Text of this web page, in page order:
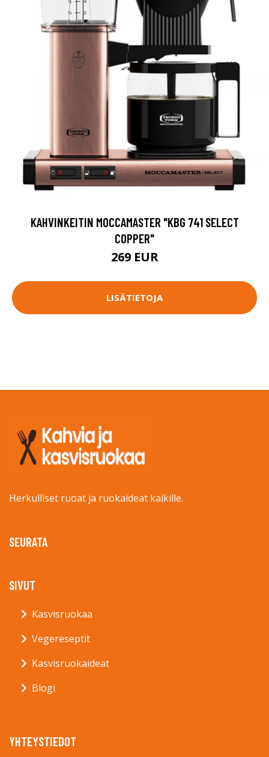
KAHVINKEITIN MOCCAMASTER "KBG 741 SELECT
COPPER"
269 EUR
LISÄTIETOJA
Herkulliset ruoat ja ruokaideat kaikille.
SEURATA
SIVUT
Kasvisruokaa
Vegereseptit
Kasvisruokaideat
Blogi
YHTEYSTIEDOT